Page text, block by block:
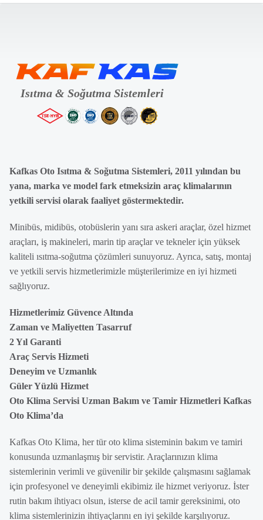
Kafkas Oto Isıtma & Soğutma Sistemleri, 2011 yılından bu
yana, marka ve model fark etmeksizin araç klimalarının
yetkili servisi olarak faaliyet göstermektedir.
Minibüs, midibüs, otobüslerin yanı sıra askeri araçlar, özel hizmet
araçları, iş makineleri, marin tip araçlar ve tekneler için yüksek
kaliteli ısıtma-soğutma çözümleri sunuyoruz. Ayrıca, satış, montaj
ve yetkili servis hizmetlerimizle müşterilerimize en iyi hizmeti
sağlıyoruz.
Hizmetlerimiz Güvence Altında
Zaman ve Maliyetten Tasarruf
2 Yıl Garanti
Araç Servis Hizmeti
Deneyim ve Uzmanlık
Güler Yüzlü Hizmet
Oto Klima Servisi Uzman Bakım ve Tamir Hizmetleri Kafkas
Oto Klima’da
Kafkas Oto Klima, her tür oto klima sisteminin bakım ve tamiri
konusunda uzmanlaşmış bir servistir. Araçlarınızın klima
sistemlerinin verimli ve güvenilir bir şekilde çalışmasını sağlamak
için profesyonel ve deneyimli ekibimiz ile hizmet veriyoruz. İster
rutin bakım ihtiyacı olsun, isterse de acil tamir gereksinimi, oto
klima sistemlerinizin ihtiyaçlarını en iyi şekilde karşılıyoruz.